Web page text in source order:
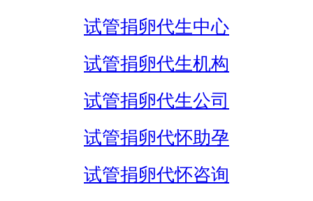
试管捐卵代生中心
试管捐卵代生机构
试管捐卵代生公司
试管捐卵代怀助孕
试管捐卵代怀咨询